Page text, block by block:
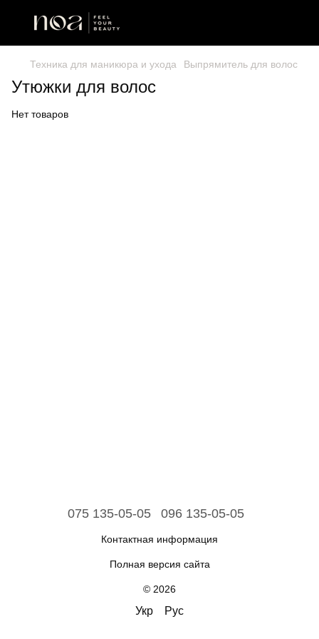
Техника для маникюра и ухода Выпрямитель для волос
Утюжки для волос
Нет товаров
075 135-05-05 096 135-05-05
Контактная информация
Полная версия сайта
© 2026
Укр Рус